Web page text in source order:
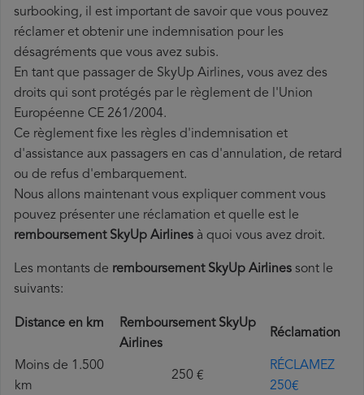
surbooking, il est important de savoir que vous pouvez
réclamer et obtenir une indemnisation pour les
désagréments que vous avez subis.
En tant que passager de SkyUp Airlines, vous avez des
droits qui sont protégés par le règlement de l'Union
Européenne CE 261/2004.
Ce règlement fixe les règles d'indemnisation et
d'assistance aux passagers en cas d'annulation, de retard
ou de refus d'embarquement.
Nous allons maintenant vous expliquer comment vous
pouvez présenter une réclamation et quelle est le
remboursement SkyUp Airlines à quoi vous avez droit.
Les montants de remboursement SkyUp Airlines sont le
suivants:
Distance en km
Remboursement SkyUp
Airlines
Réclamation
Moins de 1.500
km
250 €
RÉCLAMEZ
250€